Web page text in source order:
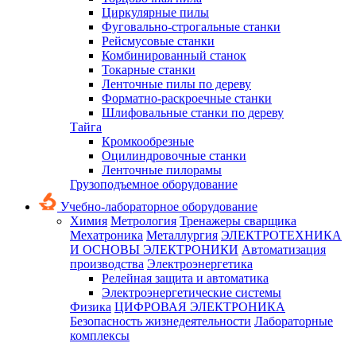
Циркулярные пилы
Фуговально-строгальные станки
Рейсмусовые станки
Комбинированный станок
Токарные станки
Ленточные пилы по дереву
Форматно-раскроечные станки
Шлифовальные станки по дереву
Тайга
Кромкообрезные
Оцилиндровочные станки
Ленточные пилорамы
Грузоподъемное оборудование
Учебно-лабораторное оборудование
Химия Метрология Тренажеры сварщика
Мехатроника Металлургия ЭЛЕКТРОТЕХНИКА
И ОСНОВЫ ЭЛЕКТРОНИКИ Автоматизация
производства Электроэнергетика
Релейная защита и автоматика
Электроэнергетические системы
Физика ЦИФРОВАЯ ЭЛЕКТРОНИКА
Безопасность жизнедеятельности Лабораторные
комплексы